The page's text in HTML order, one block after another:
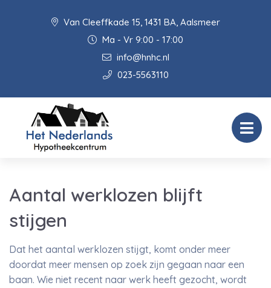
Van Cleeffkade 15, 1431 BA, Aalsmeer
Ma - Vr 9:00 - 17:00
info@hnhc.nl
023-5563110
Aantal werklozen blijft
stijgen
Dat het aantal werklozen stijgt, komt onder meer
doordat meer mensen op zoek zijn gegaan naar een
baan. Wie niet recent naar werk heeft gezocht, wordt